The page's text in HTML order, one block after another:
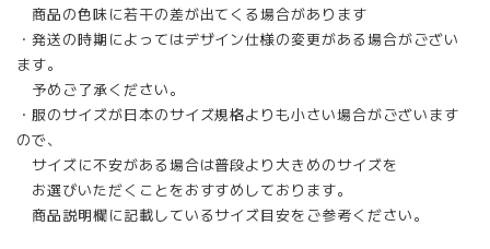
商品の色味に若干の差が出てくる場合があります
・発送の時期によってはデザイン仕様の変更がある場合がござい
ます。
予めご了承ください。
・服のサイズが日本のサイズ規格よりも小さい場合がございます
ので、
サイズに不安がある場合は普段より大きめのサイズを
お選びいただくことをおすすめしております。
商品説明欄に記載しているサイズ目安をご参考ください。